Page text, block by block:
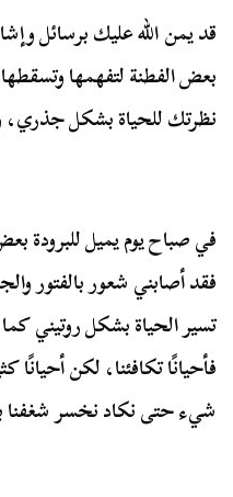
قد يمن الله عليك برسائل
بعض الفطنة لتفهمها
نظرتك للحياة بشكل جذري،
في صباح يوم يميل للبرودة
فقد أصابني شعور بالفتور
تسير الحياة بشكل روتيني
فأحيانًا تكافئنا، لكن
شيء حتى نكاد نخسر شغفنا